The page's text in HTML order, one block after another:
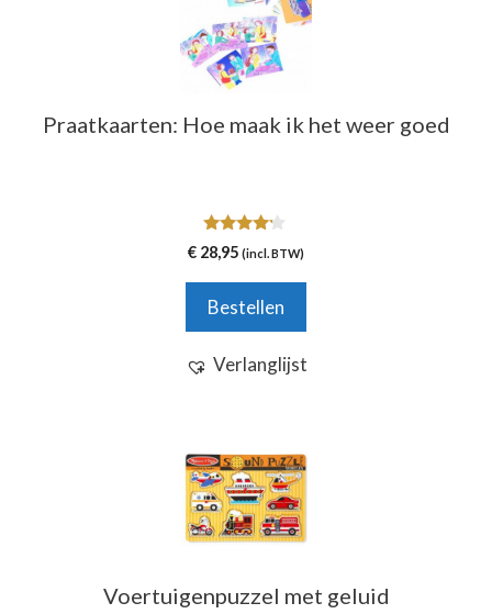
Praatkaarten: Hoe maak ik het weer goed
4.00
van 5
€ 28,95 (incl. BTW)
Bestellen
Verlanglijst
Voertuigenpuzzel met geluid